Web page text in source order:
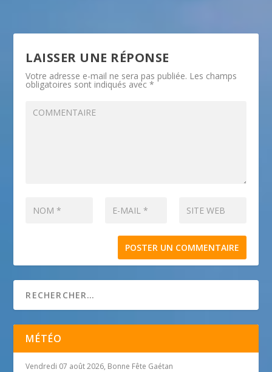
LAISSER UNE RÉPONSE
Votre adresse e-mail ne sera pas publiée. Les champs
obligatoires sont indiqués avec*
MÉTÉO
Vendredi 07 août 2026, Bonne Fête Gaétan